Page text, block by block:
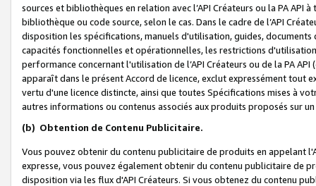
sources et bibliothèques en relation avec l’API Créateurs ou la PA
bibliothèque ou code source, selon le cas. Dans le cadre de l’API
disposition les spécifications, manuels d'utilisation, guides,
capacités fonctionnelles et opérationnelles, les restrictions
performance concernant l'utilisation de l’API Créateurs ou de la PA
apparaît dans le présent Accord de licence, exclut expressément tout
vertu d'une licence distincte, ainsi que toutes Spécifications mises à
autres informations ou contenus associés aux produits proposés sur
(b) Obtention de Contenu Publicitaire.
Vous pouvez obtenir du contenu publicitaire de produits en appelant
expresse, vous pouvez également obtenir du contenu publicitaire de
disposition via les flux d'API Créateurs. Si vous obtenez du contenu